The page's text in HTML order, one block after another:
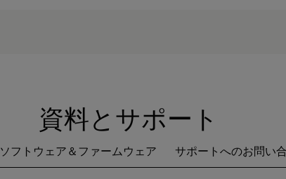
資料とサポート
ソフトウェア＆ファームウェア サポートへのお問い